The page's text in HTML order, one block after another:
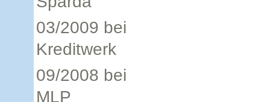
03/2009 bei
Kreditwerk
09/2008 bei
MLP